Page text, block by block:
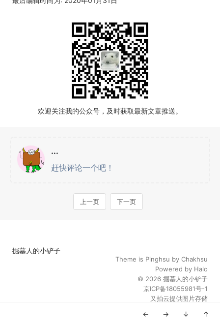
欢迎关注我的公众号，及时获取最新文章推送。
← → ↓ ↑
掘墓人的小铲子
Theme is Pinghsu by Chakhsu
Powered by Halo
© 2026 掘墓人的小铲子
京ICP备18055981号-1
又拍云提供图片存储